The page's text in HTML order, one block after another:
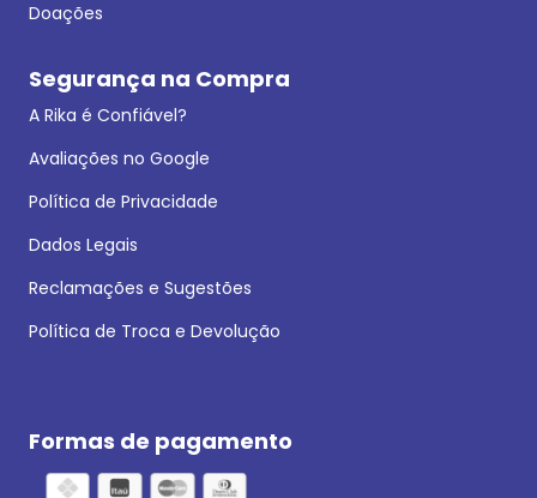
Doações
Segurança na Compra
A Rika é Confiável?
Avaliações no Google
Política de Privacidade
Dados Legais
Reclamações e Sugestões
Política de Troca e Devolução
Formas de pagamento